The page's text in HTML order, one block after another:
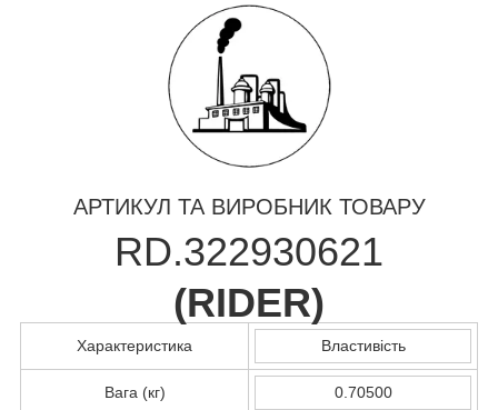
АРТИКУЛ ТА ВИРОБНИК ТОВАРУ
RD.322930621
(RIDER)
Характеристика Властивість
Вага (кг) 0.70500